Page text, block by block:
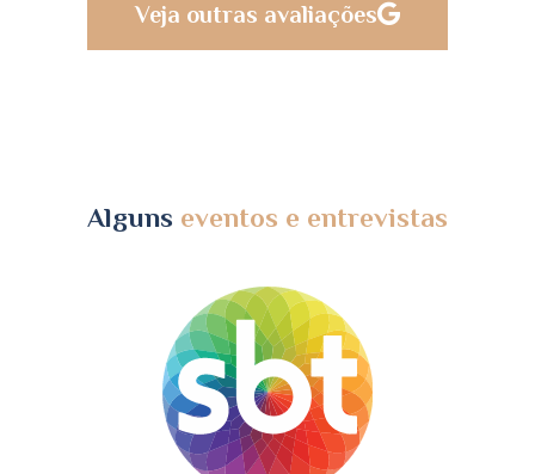
Veja outras avaliações
Alguns eventos e entrevistas